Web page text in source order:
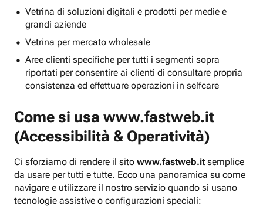
Vetrina di soluzioni digitali e prodotti per medie e
grandi aziende
Vetrina per mercato wholesale
Aree clienti specifiche per tutti i segmenti sopra
riportati per consentire ai clienti di consultare propria
consistenza ed effettuare operazioni in selfcare
Come si usa www.fastweb.it
(Accessibilità & Operatività)
Ci sforziamo di rendere il sito www.fastweb.it semplice
da usare per tutti e tutte. Ecco una panoramica su come
navigare e utilizzare il nostro servizio quando si usano
tecnologie assistive o configurazioni speciali: